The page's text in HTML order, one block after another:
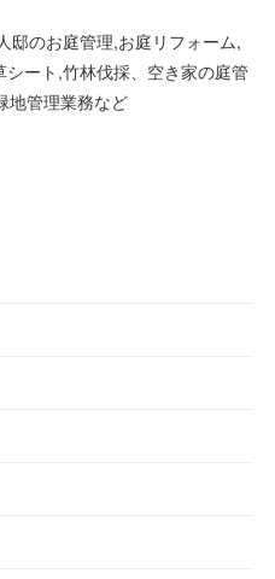
邸のお庭管理,お庭リフォーム,
ート,竹林伐採、空き家の庭管
地管理業務など